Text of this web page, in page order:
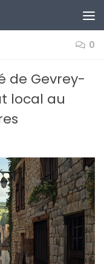
0
de Gevrey-
local au